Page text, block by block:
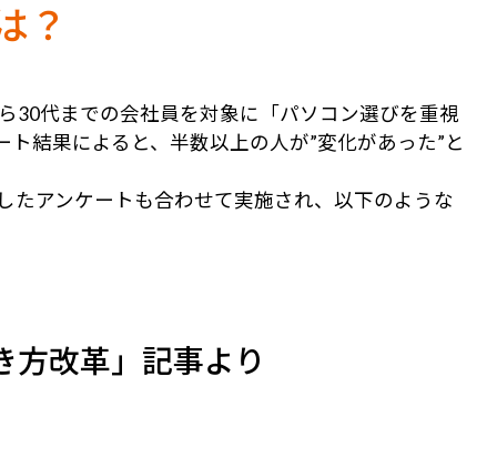
？
30代までの会社員を対象に「パソコン選びを重視
結果によると、半数以上の人が”変化があった”と
アンケートも合わせて実施され、以下のような
方改革」記事より